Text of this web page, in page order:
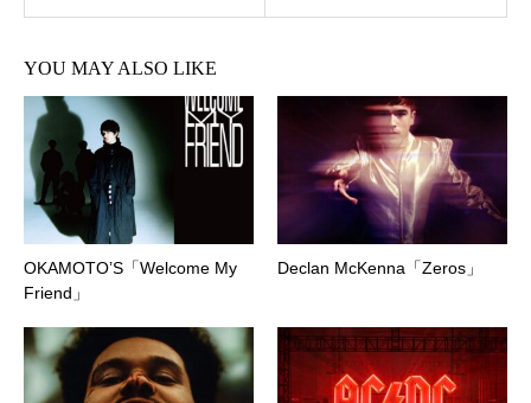
YOU MAY ALSO LIKE
OKAMOTO’S「Welcome My
Friend」
Declan McKenna「Zeros」